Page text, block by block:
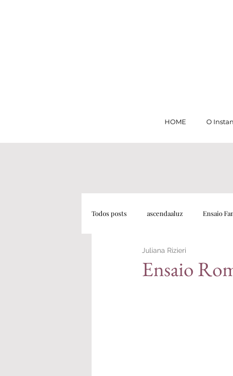
HOME O
Todos posts ascendaaluz Ensaio
Personal Branding
Ensaio
Juliana Rizieri